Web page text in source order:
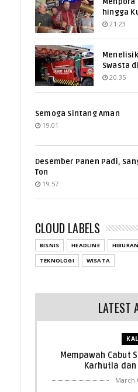
hingga
21.23
Swasta
20.35
Semoga Sintang Aman
19.01
Desember Panen Padi,
Ton
19.57
CLOUD LABELS
BISNIS HEADLINE HIBURAN
TEKNOLOGI
WISATA
LATEST
Mempawah Cabut
Karhutla dan
March